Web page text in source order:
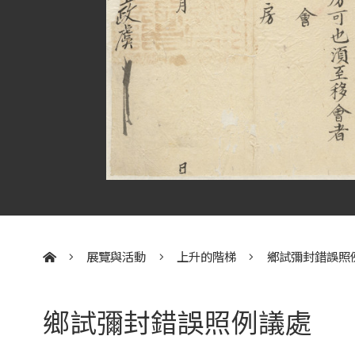
展覽與活動 上升的階梯 鄉試彌封錯誤照
鄉試彌封錯誤照例議處